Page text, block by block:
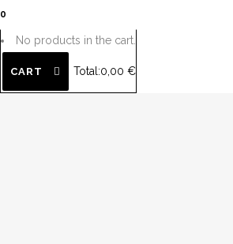
0
No products in the cart.
CART Total:0,00 €